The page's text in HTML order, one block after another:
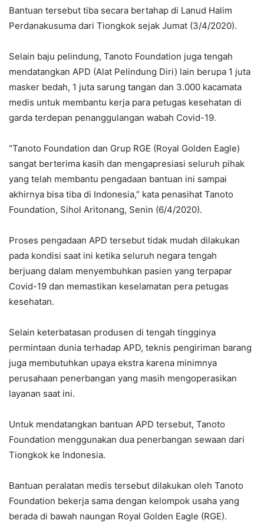
Bantuan tersebut tiba secara bertahap di Lanud Halim
Perdanakusuma dari Tiongkok sejak Jumat (3/4/2020).
Selain baju pelindung, Tanoto Foundation juga tengah
mendatangkan APD (Alat Pelindung Diri) lain berupa 1 juta
masker bedah, 1 juta sarung tangan dan 3.000 kacamata
medis untuk membantu kerja para petugas kesehatan di
garda terdepan penanggulangan wabah Covid-19.
“Tanoto Foundation dan Grup RGE (Royal Golden Eagle)
sangat berterima kasih dan mengapresiasi seluruh pihak
yang telah membantu pengadaan bantuan ini sampai
akhirnya bisa tiba di Indonesia,” kata penasihat Tanoto
Foundation, Sihol Aritonang, Senin (6/4/2020).
Proses pengadaan APD tersebut tidak mudah dilakukan
pada kondisi saat ini ketika seluruh negara tengah
berjuang dalam menyembuhkan pasien yang terpapar
Covid-19 dan memastikan keselamatan pera petugas
kesehatan.
Selain keterbatasan produsen di tengah tingginya
permintaan dunia terhadap APD, teknis pengiriman barang
juga membutuhkan upaya ekstra karena minimnya
perusahaan penerbangan yang masih mengoperasikan
layanan saat ini.
Untuk mendatangkan bantuan APD tersebut, Tanoto
Foundation menggunakan dua penerbangan sewaan dari
Tiongkok ke Indonesia.
Bantuan peralatan medis tersebut dilakukan oleh Tanoto
Foundation bekerja sama dengan kelompok usaha yang
berada di bawah naungan Royal Golden Eagle (RGE).